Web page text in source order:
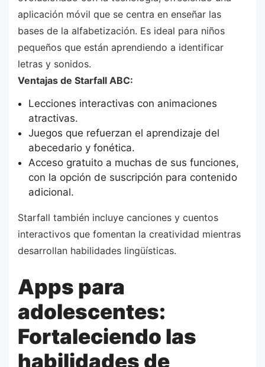
aplicación móvil que se centra en enseñar las
bases de la alfabetización. Es ideal para niños
pequeños que están aprendiendo a identificar
letras y sonidos.
Ventajas de Starfall ABC:
Lecciones interactivas con animaciones
atractivas.
Juegos que refuerzan el aprendizaje del
abecedario y fonética.
Acceso gratuito a muchas de sus funciones,
con la opción de suscripción para contenido
adicional.
Starfall también incluye canciones y cuentos
interactivos que fomentan la creatividad mientras
desarrollan habilidades lingüísticas.
Apps para
adolescentes:
Fortaleciendo las
habilidades de